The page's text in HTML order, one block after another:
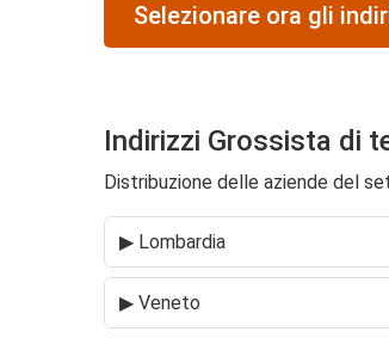
Selezionare ora gli
Indirizzi Grossista di
Distribuzione delle aziende del
▶ Lombardia
▶ Veneto